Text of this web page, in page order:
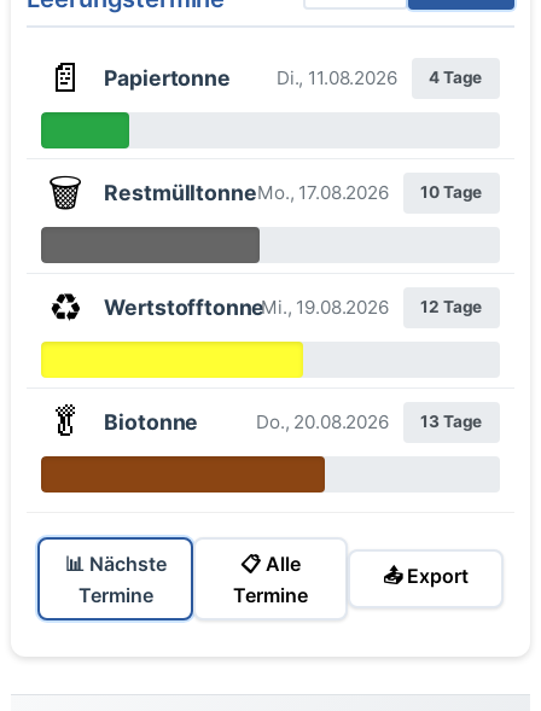
📄 Papiertonne Di., 11.08.2026 4 Tage
🗑️ RestmülltonneMo., 17.08.2026 10 Tage
♻️ WertstofftonneMi., 19.08.2026 12 Tage
🥬 Biotonne Do., 20.08.2026 13 Tage
📊 Nächste
Termine
📋 Alle
Termine
📤 Export